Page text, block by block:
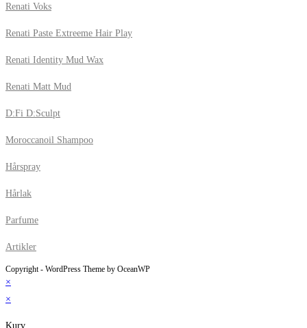
Renati Voks
Renati Paste Extreeme Hair Play
Renati Identity Mud Wax
Renati Matt Mud
D:Fi D:Sculpt
Moroccanoil Shampoo
Hårspray
Hårlak
Parfume
Artikler
Copyright - WordPress Theme by OceanWP
×
×
Kurv